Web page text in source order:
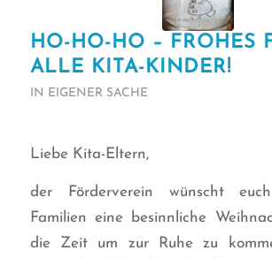
HO-HO-HO – FROHES
ALLE KITA-KINDER!
IN EIGENER SACHE
Liebe Kita-Eltern,
der Förderverein wünscht
Familien eine besinnliche
die Zeit um zur Ruhe zu